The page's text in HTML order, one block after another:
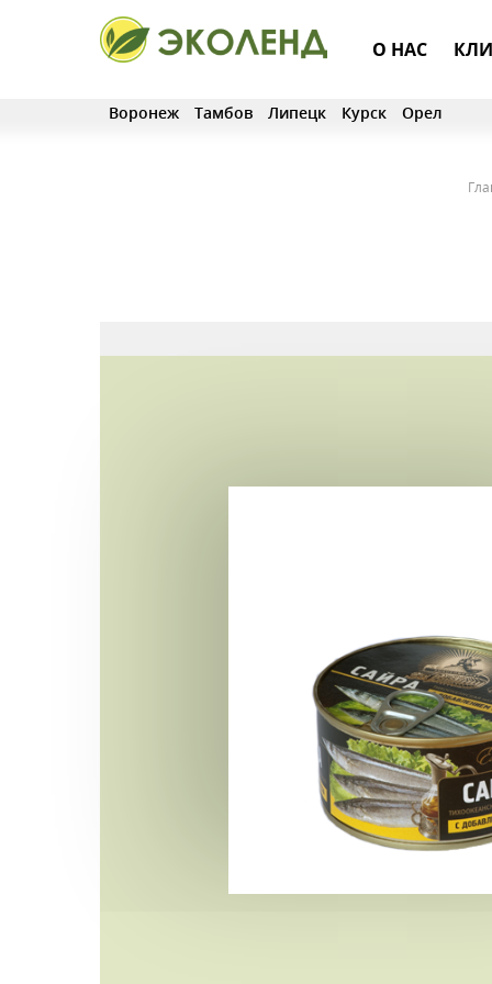
О НАС
Воронеж Тамбов Липецк Курск Орел